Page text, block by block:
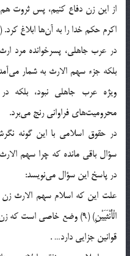
از این زن دفاع کنیم، پس ثروت هم
اکرم حکم خدا را به آن‌ها ابلاغ کرد. (8)
در عرب جاهلی، پسرخوانده مرد
بلکه جزء سهم الارث به شمار
ویژه عرب جاهلی نبود، بلکه
محرومیت‌ها‌ی‌ فراوانی رنج می‌برد.
در حقوق اسلامی با این گونه
سؤال باقی مانده که چرا سهم
در پاسخ این سؤال می‌نویسد:
علت این که اسلام سهم الارث زن
الْأُنْثَیَیْنِ) (9) وضع خاصی
قوانین جزایی دارد… .